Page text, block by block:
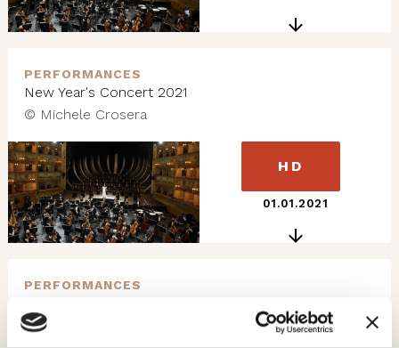
PERFORMANCES
New Year's Concert 2021
© Michele Crosera
HD
01.01.2021
PERFORMANCES
© Michele Crosera